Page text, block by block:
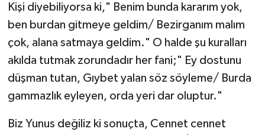
Kişi diyebiliyorsa ki," Benim bunda kararım yok,
ben burdan gitmeye geldim/ Bezirganım malım
çok, alana satmaya geldim." O halde şu kuralları
akılda tutmak zorundadır her fani;" Ey dostunu
düşman tutan, Gıybet yalan söz söyleme/ Burda
gammazlık eyleyen, orda yeri dar oluptur."
Biz Yunus değiliz ki sonuçta, Cennet cennet